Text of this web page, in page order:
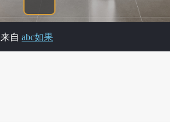
来自 abc如果